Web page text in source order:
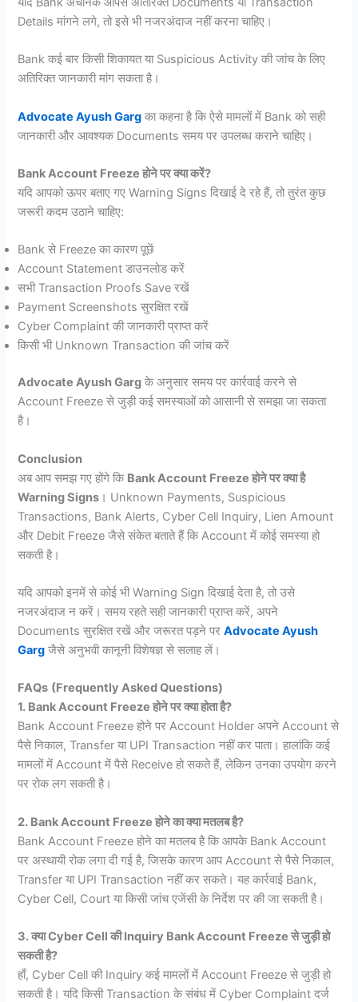
Details मांगने लगे, तो इसे भी नजरअंदाज नहीं करना चाहिए।
Bank कई बार किसी शिकायत या Suspicious Activity की जांच के लिए
अतिरिक्त जानकारी मांग सकता है।
Advocate Ayush Garg का कहना है कि ऐसे मामलों में Bank को सही
जानकारी और आवश्यक Documents समय पर उपलब्ध कराने चाहिए।
Bank Account Freeze होने पर क्या करें?
यदि आपको ऊपर बताए गए Warning Signs दिखाई दे रहे हैं, तो तुरंत कुछ
जरूरी कदम उठाने चाहिए:
Bank से Freeze का कारण पूछें
Account Statement डाउनलोड करें
सभी Transaction Proofs Save रखें
Payment Screenshots सुरक्षित रखें
Cyber Complaint की जानकारी प्राप्त करें
किसी भी Unknown Transaction की जांच करें
Advocate Ayush Garg के अनुसार समय पर कार्रवाई करने से
Account Freeze से जुड़ी कई समस्याओं को आसानी से समझा जा सकता
है।
Conclusion
अब आप समझ गए होंगे कि Bank Account Freeze होने पर क्या है
Warning Signs । Unknown Payments, Suspicious
Transactions, Bank Alerts, Cyber Cell Inquiry, Lien Amount
और Debit Freeze जैसे संकेत बताते हैं कि Account में कोई समस्या हो
सकती है।
यदि आपको इनमें से कोई भी Warning Sign दिखाई देता है, तो उसे
नजरअंदाज न करें। समय रहते सही जानकारी प्राप्त करें, अपने
Documents सुरक्षित रखें और जरूरत पड़ने परAdvocate Ayush
Garg जैसे अनुभवी कानूनी विशेषज्ञ से सलाह लें।
FAQs (Frequently Asked Questions)
1. Bank Account Freeze होने पर क्या होता है?
Bank Account Freeze होने पर Account Holder अपने Account से
पैसे निकाल, Transfer या UPI Transaction नहीं कर पाता। हालांकि कई
मामलों में Account में पैसे Receive हो सकते हैं, लेकिन उनका उपयोग करने
पर रोक लग सकती है।
2. Bank Account Freeze होने का क्या मतलब है?
Bank Account Freeze होने का मतलब है कि आपके Bank Account
पर अस्थायी रोक लगा दी गई है, जिसके कारण आप Account से पैसे निकाल,
Transfer या UPI Transaction नहीं कर सकते। यह कार्रवाई Bank,
Cyber Cell, Court या किसी जांच एजेंसी के निर्देश पर की जा सकती है।
3. क्या Cyber Cell की Inquiry Bank Account Freeze से जुड़ी हो
सकती है?
हाँ, Cyber Cell की Inquiry कई मामलों में Account Freeze से जुड़ी हो
सकती है। यदि किसी Transaction के संबंध में Cyber Complaint दर्ज